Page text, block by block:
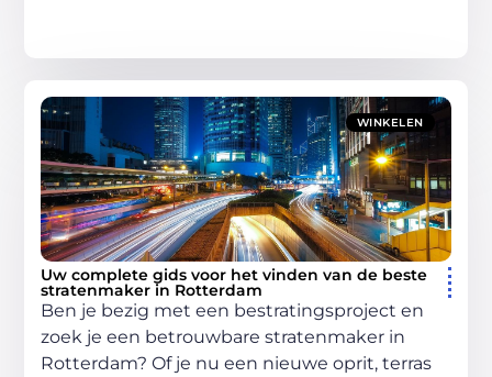
WINKELEN
Uw complete gids voor het vinden van de beste
stratenmaker in Rotterdam
Ben je bezig met een bestratingsproject en
zoek je een betrouwbare stratenmaker in
Rotterdam? Of je nu een nieuwe oprit, terras